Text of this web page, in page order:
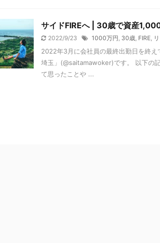
サイドFIREへ | 30歳で資産
2022/9/23 1000万円, 30歳, FIRE,
2022年3月に会社員の最終出勤日を終え
埼玉」(@saitamawoker)です。 以下の
て思ったことや ...